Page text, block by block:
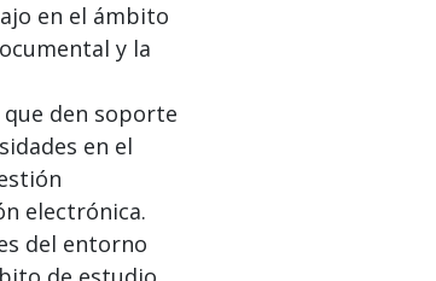
en el ámbito
y la
den soporte
en el
electrónica.
del entorno